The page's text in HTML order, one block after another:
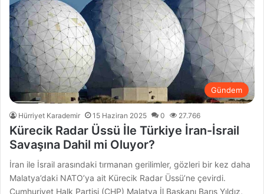
Gündem
Hürriyet Karademir 15 Haziran 2025 0 27.766
Kürecik Radar Üssü İle Türkiye İran-İsrail
Savaşına Dahil mi Oluyor?
İran ile İsrail arasındaki tırmanan gerilimler, gözleri bir kez daha
Malatya’daki NATO’ya ait Kürecik Radar Üssü’ne çevirdi.
Cumhuriyet Halk Partisi (CHP) Malatya İl Başkanı Barış Yıldız,